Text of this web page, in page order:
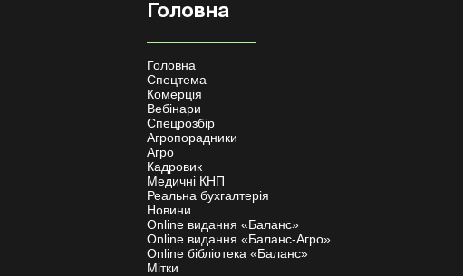
Головна
Головна
Спецтема
Комерція
Вебінари
Спецрозбір
Агропорадники
Агро
Кадровик
Медичні КНП
Реальна бухгалтерія
Новини
Online видання «Баланс»
Online видання «Баланс-Агро»
Online бібліотека «Баланс»
Мітки